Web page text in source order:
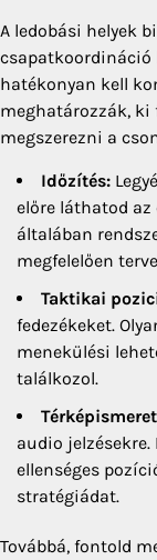
A ledobási helyek
hatékonyan kell
meghatározzák, ki
megszerezni a
Időzítés:
előre láthatod az
általában
megfelelően
Taktikai
fedezékeket.
menekülési
találkozol.
audio
ellenséges
stratégiádat.
Továbbá, fontold